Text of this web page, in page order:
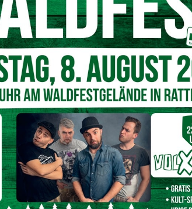
Bgm. Astner sowie Vertreter von